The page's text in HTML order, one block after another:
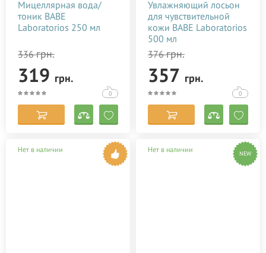
Мицеллярная вода/
тоник BABE
Laboratorios 250 мл
336грн.
319 грн.
0
Увлажняющий лосьон
для чувствительной
кожи BABE Laboratorios
500 мл
376грн.
357 грн.
0
Нет в наличии Нет в наличии NEW